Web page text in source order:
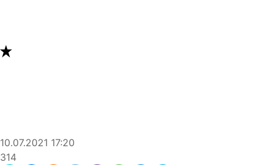
10.07.2021 17:20
314